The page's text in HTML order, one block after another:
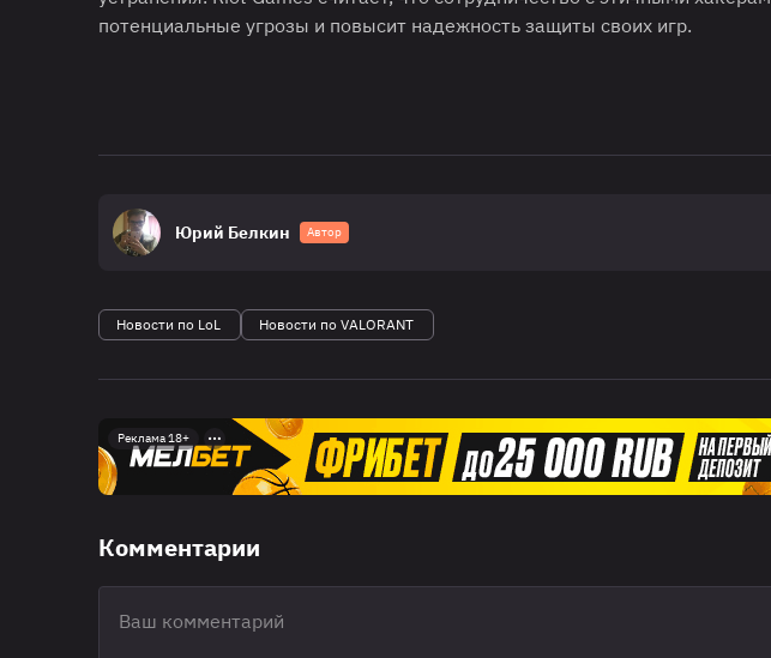
потенциальные угрозы и повысит надежность защиты своих игр.
Юрий Белкин Автор
Новости по LoL Новости по VALORANT
Реклама 18+
Комментарии